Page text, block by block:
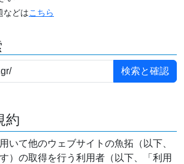
などはこちら
約
いて他のウェブサイトの魚拓（以下、
）の取得を行う利用者（以下、「利用